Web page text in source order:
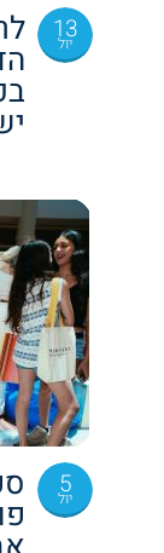
13
יול
5
יול